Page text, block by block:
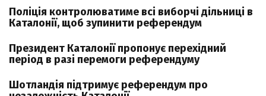
Поліція контролюватиме всі виборчі дільниці в
Каталонії, щоб зупинити референдум
Президент Каталонії пропонує перехідний
період в разі перемоги референдуму
Шотландія підтримує референдум про